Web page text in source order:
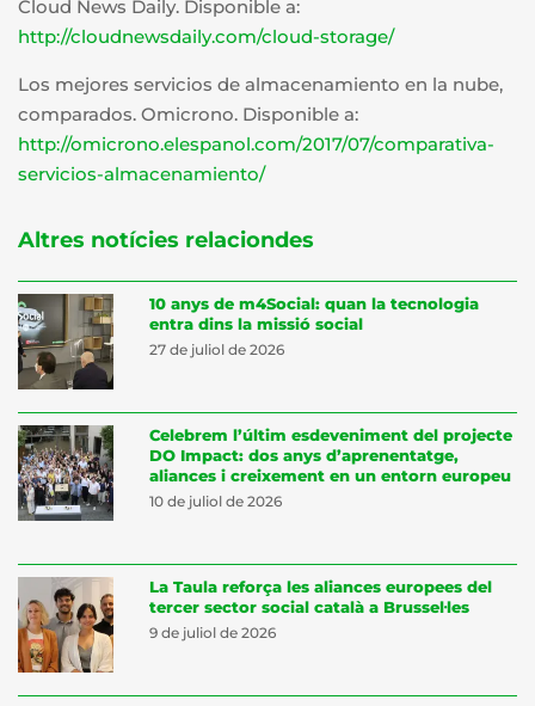
Cloud News Daily. Disponible a:
http://cloudnewsdaily.com/cloud-storage/
Los mejores servicios de almacenamiento en la nube,
comparados. Omicrono. Disponible a:
http://omicrono.elespanol.com/2017/07/comparativa-
servicios-almacenamiento/
Altres notícies relaciondes
10 anys de m4Social: quan la tecnologia
entra dins la missió social
27 de juliol de 2026
Celebrem l’últim esdeveniment del projecte
DO Impact: dos anys d’aprenentatge,
aliances i creixement en un entorn europeu
10 de juliol de 2026
La Taula reforça les aliances europees del
tercer sector social català a Brussel·les
9 de juliol de 2026